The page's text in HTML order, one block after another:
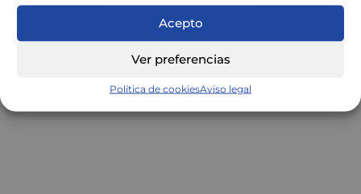
Acepto
Ver preferencias
Política de cookiesAviso legal